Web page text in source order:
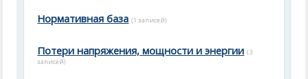
Нормативная база (1 записей)
Потери напряжения, мощности и энергии (3
записей)